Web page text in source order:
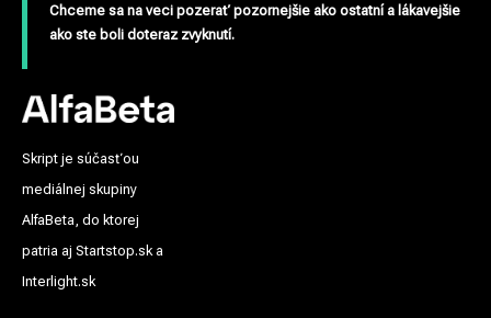
Chceme sa na veci pozerať pozornejšie ako ostatní a lákavejšie
ako ste boli doteraz zvyknutí.
Skript je súčasťou
mediálnej skupiny
AlfaBeta, do ktorej
patria aj Startstop.sk a
Interlight.sk